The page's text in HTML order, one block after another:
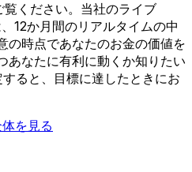
ください。当社のライブ
12か月間のリアルタイムの中
の時点であなたのお金の価値を
あなたに有利に動くか知りたい
ると、目標に達したときにお
を見る